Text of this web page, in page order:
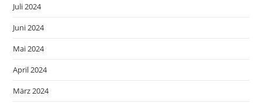
Juli 2024
Juni 2024
Mai 2024
April 2024
März 2024